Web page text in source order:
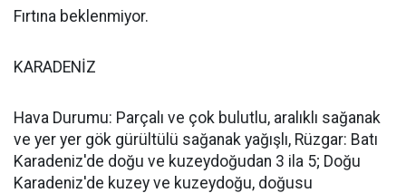
Fırtına beklenmiyor.
KARADENİZ
Hava Durumu: Parçalı ve çok bulutlu, aralıklı sağanak
ve yer yer gök gürültülü sağanak yağışlı, Rüzgar: Batı
Karadeniz'de doğu ve kuzeydoğudan 3 ila 5; Doğu
Karadeniz'de kuzey ve kuzeydoğu, doğusu